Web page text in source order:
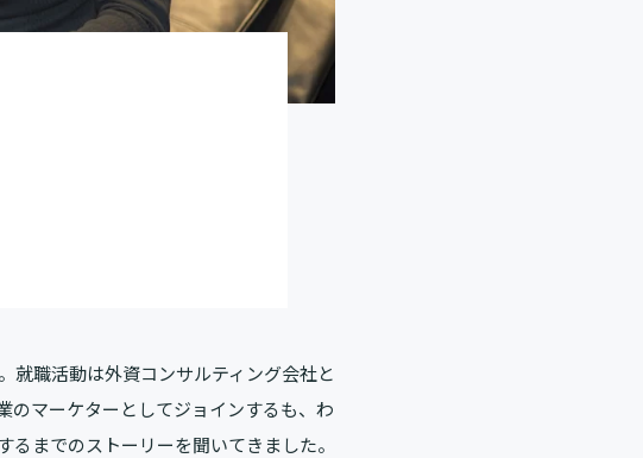
就職活動は外資コンサルティング会社と
のマーケターとしてジョインするも、わ
までのストーリーを聞いてきました。